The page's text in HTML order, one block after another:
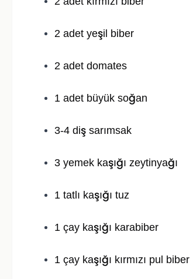
2 adet yeşil biber
2 adet domates
1 adet büyük soğan
3-4 diş sarımsak
3 yemek kaşığı zeytinyağı
1 tatlı kaşığı tuz
1 çay kaşığı karabiber
1 çay kaşığı kırmızı pul biber